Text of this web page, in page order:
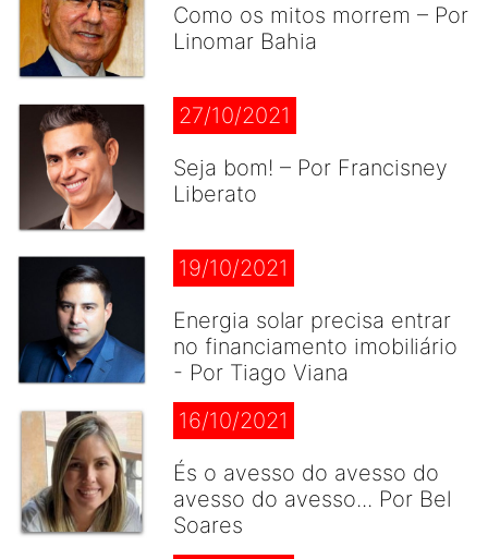
Como os mitos morrem – Por
Linomar Bahia
27/10/2021
Seja bom! – Por Francisney
Liberato
19/10/2021
Energia solar precisa entrar
no financiamento imobiliário
- Por Tiago Viana
16/10/2021
És o avesso do avesso do
avesso do avesso... Por Bel
Soares